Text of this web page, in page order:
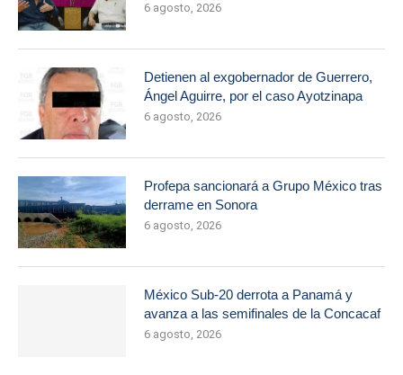
6 agosto, 2026
Detienen al exgobernador de Guerrero,
Ángel Aguirre, por el caso Ayotzinapa
6 agosto, 2026
Profepa sancionará a Grupo México tras
derrame en Sonora
6 agosto, 2026
México Sub-20 derrota a Panamá y
avanza a las semifinales de la Concacaf
6 agosto, 2026